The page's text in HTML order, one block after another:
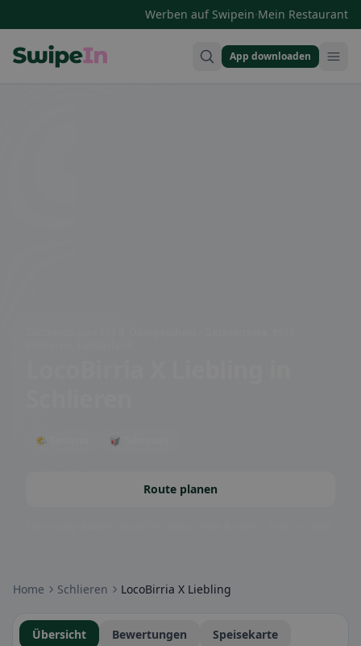
Werben auf Swipein·Mein Restaurant
App downloaden
🌤 Terrasse 🥡 Takeaway
Route planen
Home Schlieren LocoBirria X Liebling
Übersicht Bewertungen Speisekarte